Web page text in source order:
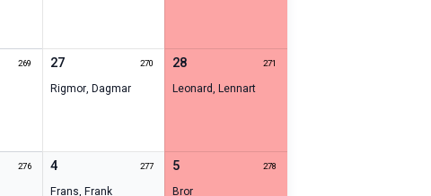
269 27 270
Rigmor, Dagmar
28 271
Leonard,Lennart
276 4 277
Frans, Frank
5 278
Bror